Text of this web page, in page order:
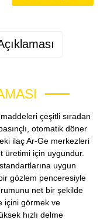
çeşitli sıradan
otomatik döner
ilaç Ar-Ge merkezleri
üretimi için uygundur.
uygun
gözlem penceresiyle
net bir şekilde
içini görmek ve
hızlı delme